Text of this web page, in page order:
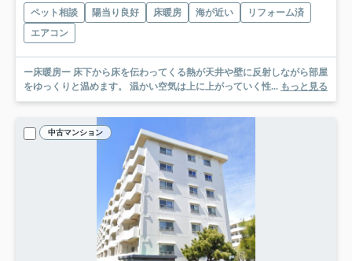
ペット相談 陽当り良好 床暖房 海が近い
リフォーム済
エアコン
ー床暖房ー 床下から床を伝わってくる熱が天井や壁に反射しながら部屋
をゆっくりと温めます。 温かい空気は上に上がっていく性... もっと見る
中古マンション